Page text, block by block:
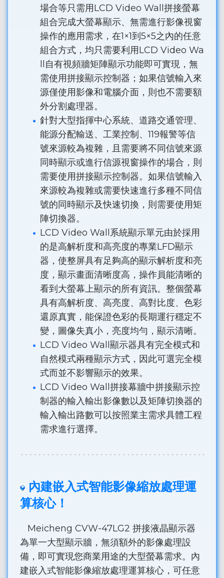
場合等只需用LCD Video Wall拼接螢幕
組合完成大螢幕顯示、無需進行影像視窗
操作的應用需求，在1×1到5×5之內的任意
組合方式，均只需要利用LCD Video Wa
ll自有視頻牆矩陣顯示功能即可實現，無
需使用拼接顯示控制器；如果信號輸入來
源僅使用影像和電腦介面，則也不需要額
外分割處理器。
針對大型指揮中心系統、道路交通管理、
能源分配輸送、工業控制、119報警等信
號來源較為複雜，且需要將不同信號來源
同時顯示或進行信源視窗操作的場合，則
需要使用拼接顯示控制器。如果信號輸入
來源較為複雜或需要快速進行多種不同信
號的同時顯示及快速切換，則需要使用矩
陣切換器。
LCD Video Wall系統顯示單元由於採用
的是高解析度和高亮度的專業LFD顯示
器，使整屏具有足夠高的顯示解析度和亮
度，顯示畫面清晰度高，操作員能清晰的
看到大螢幕上顯示的所有資訊。整個螢幕
具有高解析度、高亮度、高對比度、色彩
還原真實，能保證色彩的長期運行穩定不
變，圖像失真小，亮度均勻，顯示清晰。
LCD Video Wall顯示器具有完全模式和
自然模式兩種顯示方式，因此可選完全模
式而並不影響顯示的效果。
LCD Video Wall拼接幕牆中拼接顯示控
制器的輸入輸出影像數以及矩陣切換器的
輸入輸出路數可以按照業主需求具體工程
需求進行選擇。
內建嵌入式智能影像縮放處理運
算核心！
Meicheng CVW-47LG2 拼接液晶顯示器
為單一大型顯示牆，無須額外的影像處理設
備，即可實現您商業用途的大型螢幕需求。內
建嵌入式智能影像縮放處理運算核心，可任意